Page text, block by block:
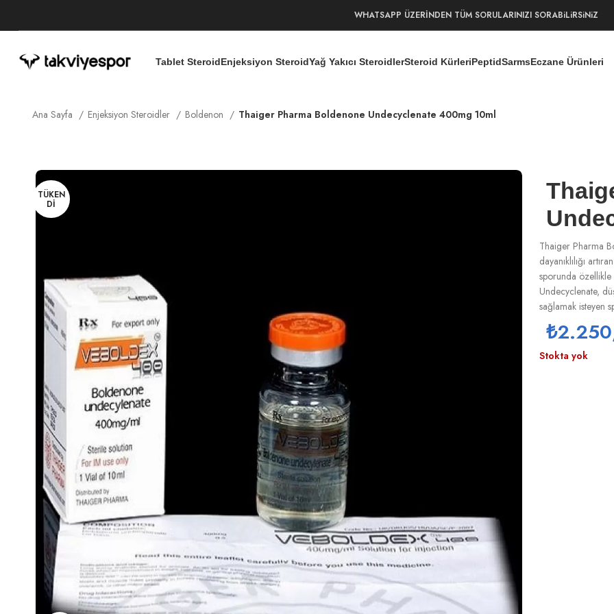
WHATSAPP ÜZERİNDEN TÜM SORULARINIZI SORABiLiRSiNiZ
Tablet SteroidEnjeksiyon SteroidYağ Yakıcı SteroidlerSteroid KürleriPeptidSarmsEczane Ürünleri
Ana Sayfa Enjeksiyon Steroidler Boldenon Thaiger Pharma Boldenone Undecyclenate 400mg 10ml
TÜKEN
DI
Thaiger Pharma
dayanıklılığı
sporunda özellikle
Undecyclenate,
sağlamak isteyen
₺
Stokta yok